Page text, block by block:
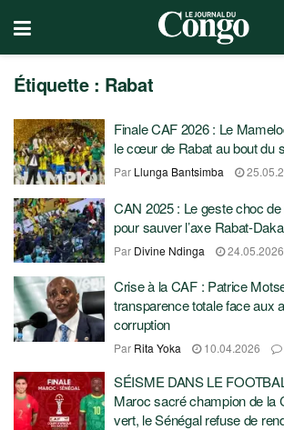
Étiquette : Rabat
Finale CAF 2026 : Le
le cœur de Rabat au bout du
Par Llunga Bantsimba
CAN 2025 : Le geste choc
pour sauver l’axe Rabat-
Par Divine Ndinga 24.05.2026
Crise à la CAF : Patrice
transparence totale face aux
corruption
Par Rita Yoka 10.04.2026
SÉISME DANS LE
Maroc sacré champion de la
vert, le Sénégal refuse de